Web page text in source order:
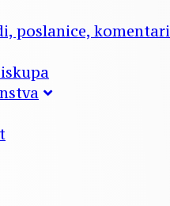
poslanice, komentari